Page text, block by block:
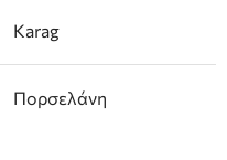
Karag
Πορσελάνη